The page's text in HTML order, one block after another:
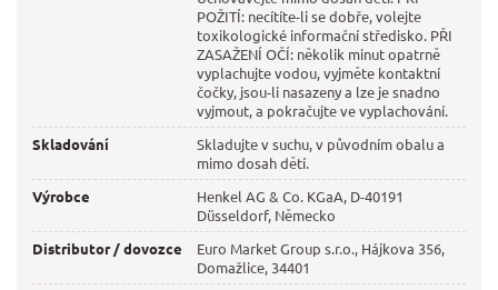
POŽITÍ: necítíte-li se dobře, volejte
toxikologické informační středisko. PŘI
ZASAŽENÍ OČÍ: několik minut opatrně
vyplachujte vodou, vyjměte kontaktní
čočky, jsou-li nasazeny a lze je snadno
vyjmout, a pokračujte ve vyplachování.
Skladování
Skladujte v suchu, v původním obalu a
mimo dosah dětí.
Výrobce
Henkel AG & Co. KGaA, D-40191
Düsseldorf, Německo
Distributor / dovozce
Euro Market Group s.r.o., Hájkova 356,
Domažlice, 34401